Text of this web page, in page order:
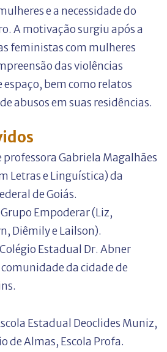
e a necessidade do
A motivação surgiu após a
feministas com mulheres
das violências
bem como relatos
abusos em suas residências.
professora Gabriela Magalhães
Letras e Linguística) da
de Goiás.
Empoderar (Liz,
Diêmily e Lailson).
Estadual Dr. Abner
da cidade de
Estadual Deoclides Muniz,
de Almas, Escola Profa.